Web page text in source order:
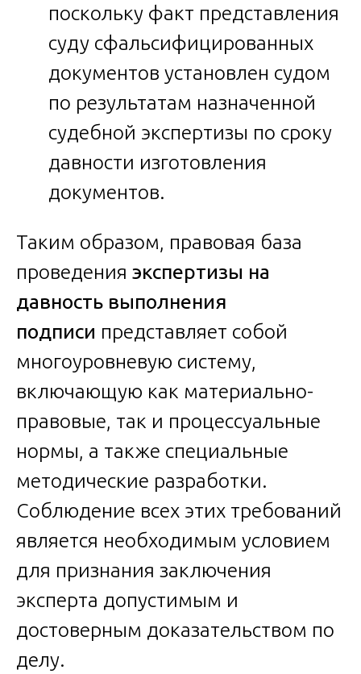
поскольку факт представления
суду сфальсифицированных
документов установлен судом
по результатам назначенной
судебной экспертизы по сроку
давности изготовления
документов.
Таким образом, правовая база
проведения экспертизы на
давность выполнения
подписи представляет собой
многоуровневую систему,
включающую как материально-
правовые, так и процессуальные
нормы, а также специальные
методические разработки.
Соблюдение всех этих требований
является необходимым условием
для признания заключения
эксперта допустимым и
достоверным доказательством по
делу.